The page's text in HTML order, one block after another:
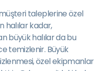
taleplerine özel
halılar kadar,
büyük halılar da bu
temizlenir. Büyük
özel ekipmanlar